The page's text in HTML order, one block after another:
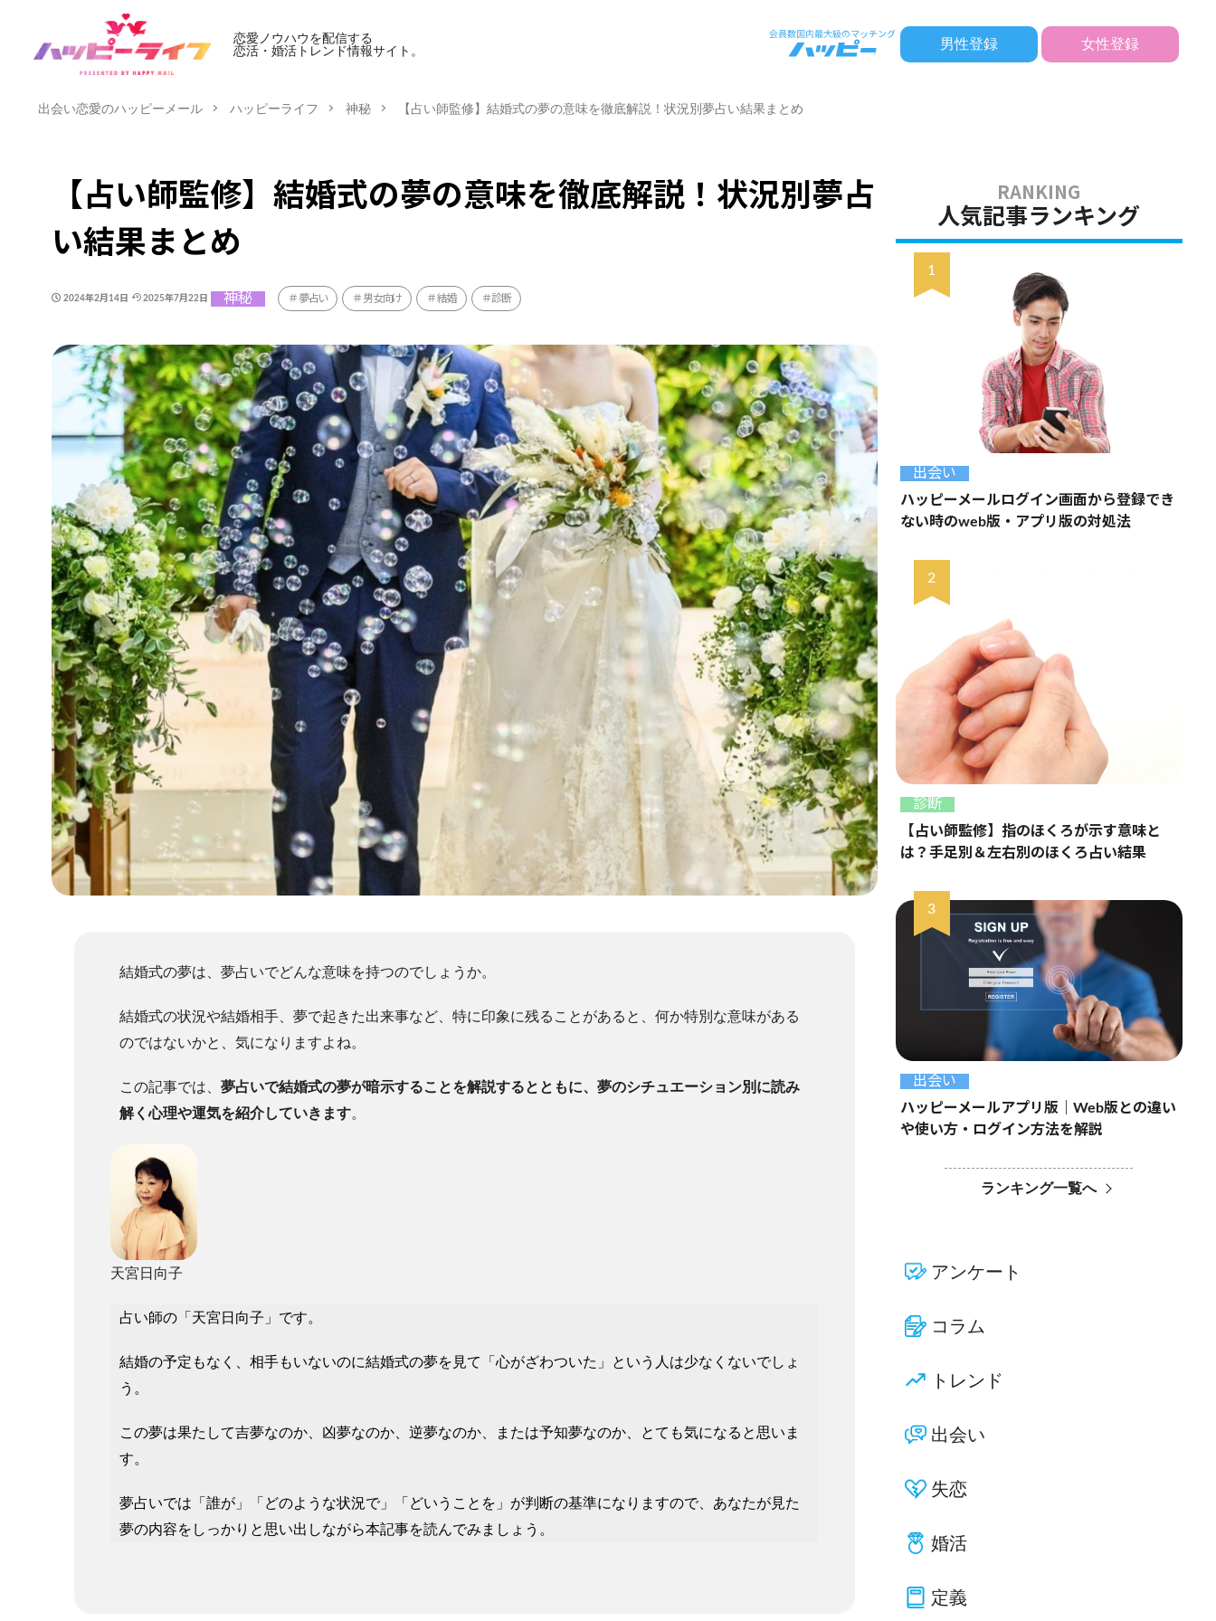
恋愛ノウハウを配信する
恋活・婚活トレンド情報サイト。
男性登録 女性登録
出会い恋愛のハッピーメール ハッピーライフ 神秘 【占い師監修】結婚式の夢の意味を徹底解説！状況別夢占い結果まとめ
【占い師監修】結婚式の夢の意味を徹底解説！状況別夢占
い結果まとめ
2024年2月14日 2025年7月22日 神秘 夢占い 男女向け 結婚 診断
結婚式の夢は、夢占いでどんな意味を持つのでしょうか。
結婚式の状況や結婚相手、夢で起きた出来事など、特に印象に残ることがあると、何か特別な意味がある
のではないかと、気になりますよね。
この記事では、 夢占いで結婚式の夢が暗示することを解説するとともに、夢のシチュエーション別に読み
解く心理や運気を紹介していきます。
天宮日向子
占い師の「天宮日向子」です。
結婚の予定もなく、相手もいないのに結婚式の夢を見て「心がざわついた」という人は少なくないでしょ
う。
この夢は果たして吉夢なのか、凶夢なのか、逆夢なのか、または予知夢なのか、とても気になると思いま
す。
夢占いでは「誰が」「どのような状況で」「どいうことを」が判断の基準になりますので、あなたが見た
夢の内容をしっかりと思い出しながら本記事を読んでみましょう。
人気記事ランキング
出会い
ハッピーメールログイン画面から登録でき
ない時のweb版・アプリ版の対処法
診断
【占い師監修】指のほくろが示す意味と
は？手足別＆左右別のほくろ占い結果
出会い
ハッピーメールアプリ版｜Web版との違い
や使い方・ログイン方法を解説
ランキング一覧へ
アンケート
コラム
トレンド
出会い
失恋
婚活
定義